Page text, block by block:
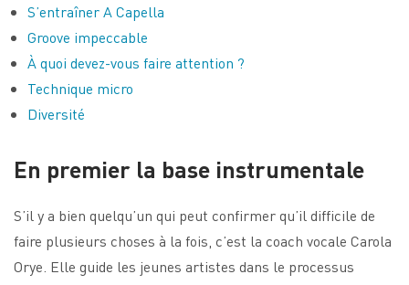
S’entraîner A Capella
Groove impeccable
À quoi devez-vous faire attention ?
Technique micro
Diversité
En premier la base instrumentale
S’il y a bien quelqu’un qui peut confirmer qu’il difficile de
faire plusieurs choses à la fois, c’est la coach vocale Carola
Orye. Elle guide les jeunes artistes dans le processus